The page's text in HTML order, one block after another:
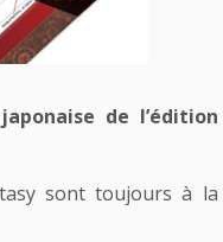
de l’édition
sont toujours à la